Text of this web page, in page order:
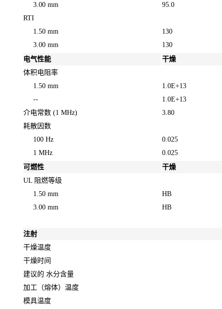
3.00 mm
95.0
RTI
1.50 mm
130
3.00 mm
130
电气性能
干燥
体积电阻率
1.50 mm
1.0E+13
--
1.0E+13
介电常数 (1 MHz)
3.80
耗散因数
100 Hz
0.025
1 MHz
0.025
可燃性
干燥
UL 阻燃等级
1.50 mm
HB
3.00 mm
HB
注射
干燥温度
干燥时间
建议的 水分含量
加工（熔体）温度
模具温度